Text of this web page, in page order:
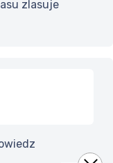
zlasuje